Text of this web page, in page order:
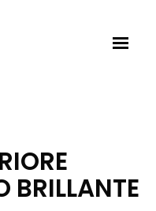
BRILLANTE